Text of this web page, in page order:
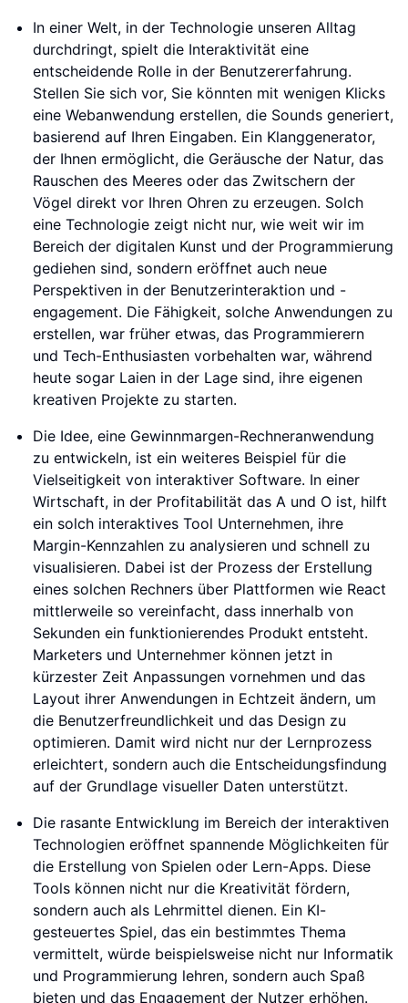
In einer Welt, in der Technologie unseren Alltag
durchdringt, spielt die Interaktivität eine
entscheidende Rolle in der Benutzererfahrung.
Stellen Sie sich vor, Sie könnten mit wenigen Klicks
eine Webanwendung erstellen, die Sounds generiert,
basierend auf Ihren Eingaben. Ein Klanggenerator,
der Ihnen ermöglicht, die Geräusche der Natur, das
Rauschen des Meeres oder das Zwitschern der
Vögel direkt vor Ihren Ohren zu erzeugen. Solch
eine Technologie zeigt nicht nur, wie weit wir im
Bereich der digitalen Kunst und der Programmierung
gediehen sind, sondern eröffnet auch neue
Perspektiven in der Benutzerinteraktion und -
engagement. Die Fähigkeit, solche Anwendungen zu
erstellen, war früher etwas, das Programmierern
und Tech-Enthusiasten vorbehalten war, während
heute sogar Laien in der Lage sind, ihre eigenen
kreativen Projekte zu starten.
Die Idee, eine Gewinnmargen-Rechneranwendung
zu entwickeln, ist ein weiteres Beispiel für die
Vielseitigkeit von interaktiver Software. In einer
Wirtschaft, in der Profitabilität das A und O ist, hilft
ein solch interaktives Tool Unternehmen, ihre
Margin-Kennzahlen zu analysieren und schnell zu
visualisieren. Dabei ist der Prozess der Erstellung
eines solchen Rechners über Plattformen wie React
mittlerweile so vereinfacht, dass innerhalb von
Sekunden ein funktionierendes Produkt entsteht.
Marketers und Unternehmer können jetzt in
kürzester Zeit Anpassungen vornehmen und das
Layout ihrer Anwendungen in Echtzeit ändern, um
die Benutzerfreundlichkeit und das Design zu
optimieren. Damit wird nicht nur der Lernprozess
erleichtert, sondern auch die Entscheidungsfindung
auf der Grundlage visueller Daten unterstützt.
Die rasante Entwicklung im Bereich der interaktiven
Technologien eröffnet spannende Möglichkeiten für
die Erstellung von Spielen oder Lern-Apps. Diese
Tools können nicht nur die Kreativität fördern,
sondern auch als Lehrmittel dienen. Ein KI-
gesteuertes Spiel, das ein bestimmtes Thema
vermittelt, würde beispielsweise nicht nur Informatik
und Programmierung lehren, sondern auch Spaß
bieten und das Engagement der Nutzer erhöhen.